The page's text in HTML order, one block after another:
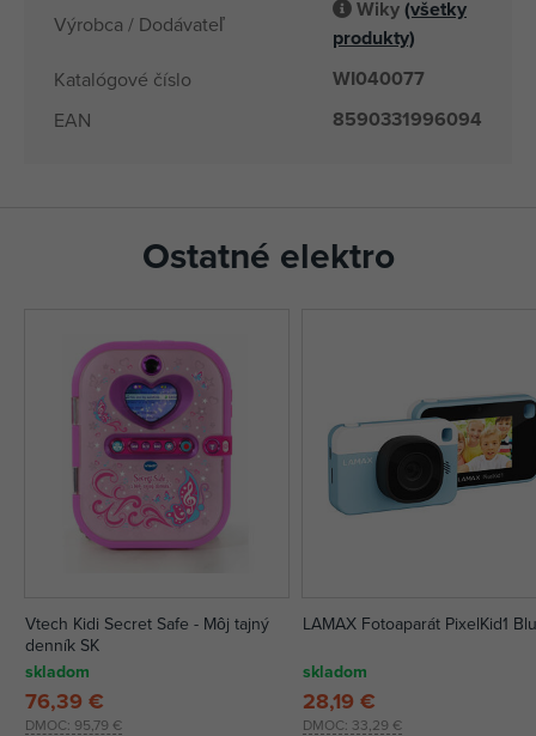
Výrobca / Dodávateľ
Wiky(všetky
produkty)
Katalógové číslo WI040077
EAN 8590331996094
Ostatné elektro
Vtech Kidi Secret Safe - Môj tajný
denník SK
skladom
DMOC: 95,79 €
76,39 €
LAMAX Fotoaparát PixelKid1
skladom
DMOC: 33,29 €
28,19 €